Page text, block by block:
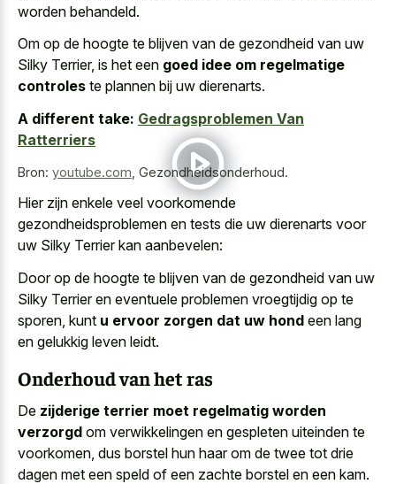
worden behandeld.
Om op de hoogte te blijven van de gezondheid van uw
Silky Terrier, is het een goed idee om regelmatige
controles te plannen bij uw dierenarts.
A different take: Gedragsproblemen Van
Ratterriers
Bron: youtube.com Gezondheidsonderhoud.
Hier zijn enkele veel voorkomende
gezondheidsproblemen en tests die uw dierenarts voor
uw Silky Terrier kan aanbevelen:
Door op de hoogte te blijven van de gezondheid van uw
Silky Terrier en eventuele problemen vroegtijdig op te
sporen, kunt u ervoor zorgen dat uw hond een lang
en gelukkig leven leidt.
Onderhoud van het ras
De zijderige terrier moet regelmatig worden
verzorgd om verwikkelingen en gespleten uiteinden te
voorkomen, dus borstel hun haar om de twee tot drie
dagen met een speld of een zachte borstel en een kam.